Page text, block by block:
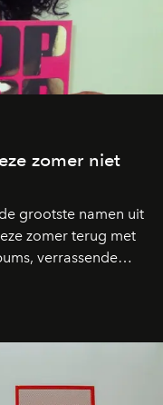
zomer niet
grootste namen uit
zomer terug met
verrassende
projecten: dit zijn